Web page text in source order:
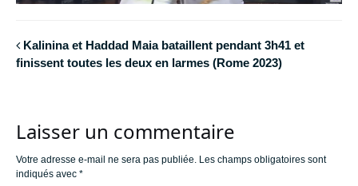
Kalinina et Haddad Maia bataillent pendant 3h41 et
finissent toutes les deux en larmes (Rome 2023)
Laisser un commentaire
Votre adresse e-mail ne sera pas publiée. Les champs obligatoires sont
indiqués avec *